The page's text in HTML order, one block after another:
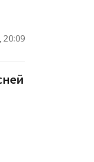
20:09